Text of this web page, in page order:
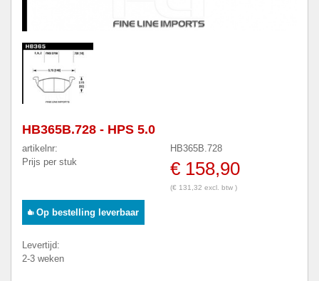
HB365B.728 - HPS 5.0
artikelnr:
HB365B.728
Prijs per stuk
€ 158,90
(€ 131,32 excl. btw )
Op bestelling leverbaar
Levertijd:
2-3 weken